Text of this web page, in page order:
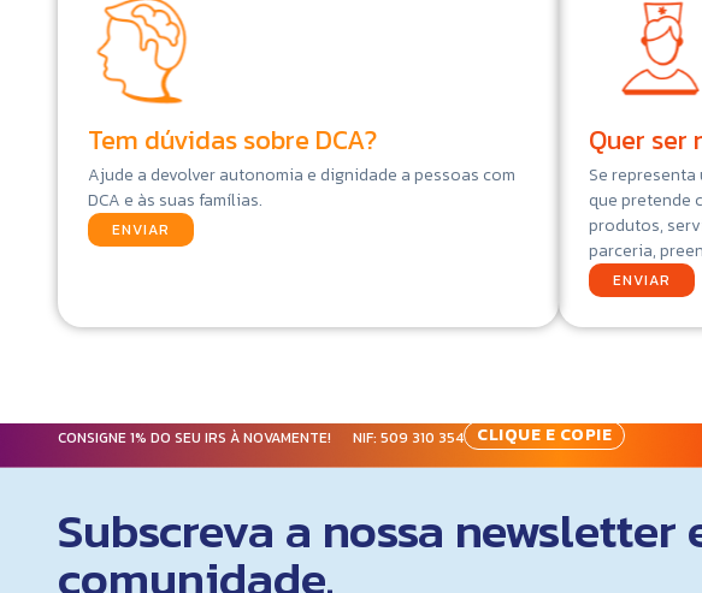
Tem dúvidas sobre DCA?
Ajude a devolver autonomia e dignidade a pessoas com
DCA e às suas famílias.
ENVIAR
Quer ser
Se
que pretende
produtos,
parceria,
ENVIAR
CONSIGNE 1% DO SEU IRS À NOVAMENTE! NIF: 509 310 354 CLIQUE E COPIE
Subscreva a nossa